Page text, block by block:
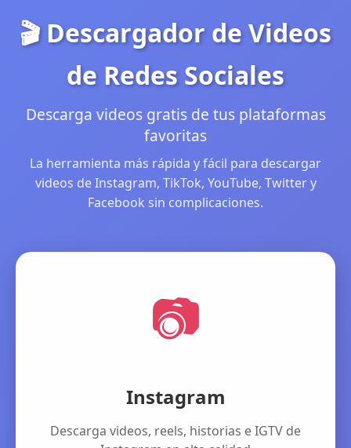
🎬 Descargador de Videos
de Redes Sociales
Descarga videos gratis de tus plataformas
favoritas
La herramienta más rápida y fácil para descargar
videos de Instagram, TikTok, YouTube, Twitter y
Facebook sin complicaciones.
📷
Instagram
Descarga videos, reels, historias e IGTV de